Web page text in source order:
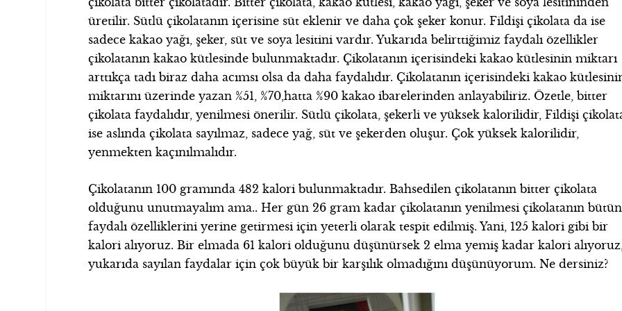
üretilir. Sütlü çikolatanın içerisine süt eklenir ve daha çok şeker konur. Fildişi çikolata da ise
sadece kakao yağı, şeker, süt ve soya lesitini vardır. Yukarıda belirttiğimiz faydalı özellikler
çikolatanın kakao kütlesinde bulunmaktadır. Çikolatanın içerisindeki kakao kütlesinin miktarı
arttıkça tadı biraz daha acımsı olsa da daha faydalıdır. Çikolatanın içerisindeki kakao
miktarını üzerinde yazan %51, %70,hatta %90 kakao ibarelerinden anlayabiliriz. Özetle, bitter
çikolata faydalıdır, yenilmesi önerilir. Sütlü çikolata, şekerli ve yüksek kalorilidir, Fildişi
ise aslında çikolata sayılmaz, sadece yağ, süt ve şekerden oluşur. Çok yüksek kalorilidir,
yenmekten kaçınılmalıdır.
Çikolatanın 100 gramında 482 kalori bulunmaktadır. Bahsedilen çikolatanın bitter çikolata
olduğunu unutmayalım ama.. Her gün 26 gram kadar çikolatanın yenilmesi çikolatanın bütün
faydalı özelliklerini yerine getirmesi için yeterli olarak tespit edilmiş. Yani, 125 kalori gibi bir
kalori alıyoruz. Bir elmada 61 kalori olduğunu düşünürsek 2 elma yemiş kadar kalori alıyoruz,
yukarıda sayılan faydalar için çok büyük bir karşılık olmadığını düşünüyorum. Ne dersiniz?